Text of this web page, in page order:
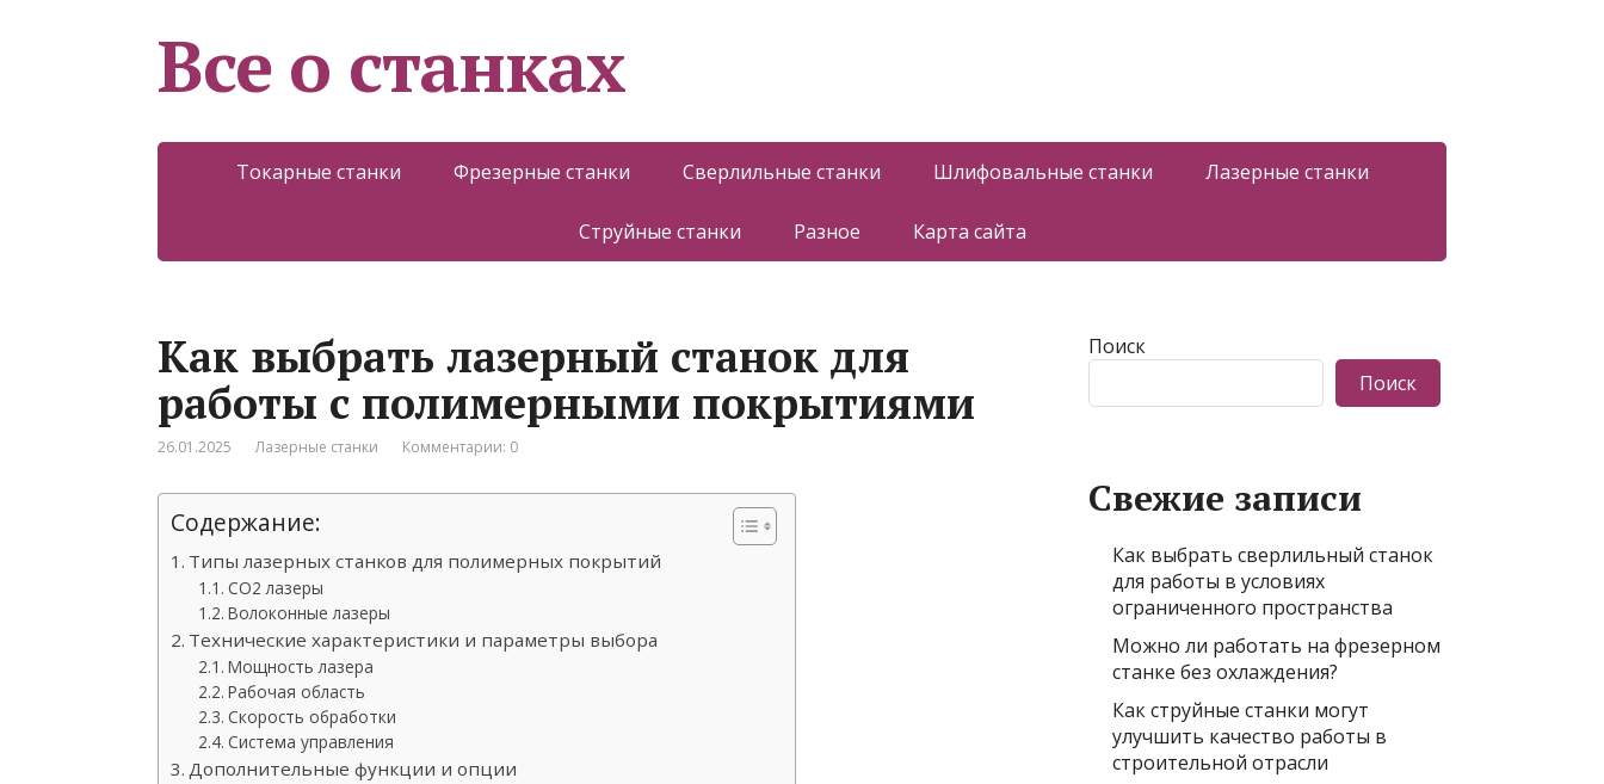
Все о станках
Токарные станки Фрезерные станки Сверлильные станки Шлифовальные станки Лазерные станки
Струйные станки Разное Карта сайта
Как выбрать лазерный станок для
работы с полимерными покрытиями
26.01.2025 Лазерные станки Комментарии: 0
Содержание:
Типы лазерных станков для полимерных покрытий
CO2 лазеры
Волоконные лазеры
Технические характеристики и параметры выбора
Мощность лазера
Рабочая область
Скорость обработки
Система управления
Дополнительные функции и опции
Поиск
Поиск
Свежие записи
Как выбрать сверлильный станок
для работы в условиях
ограниченного пространства
Можно ли работать на фрезерном
станке без охлаждения?
Как струйные станки могут
улучшить качество работы в
строительной отрасли